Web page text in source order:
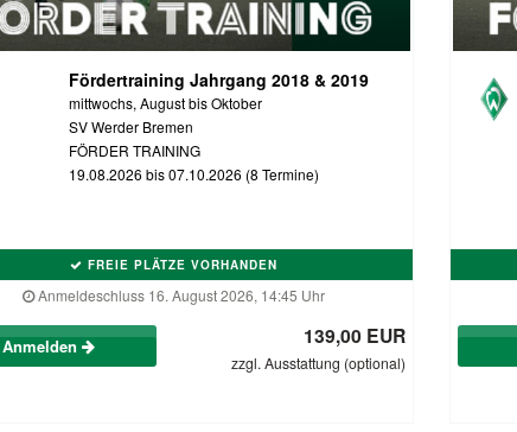
Fördertraining Jahrgang 2018 & 2019
mittwochs, August bis Oktober
SV Werder Bremen
FÖRDER TRAINING
19.08.2026 bis 07.10.2026 (8 Termine)
FREIE PLÄTZE VORHANDEN
Anmeldeschluss 16. August 2026, 14:45 Uhr
Anmelden 139,00 EUR
zzgl. Ausstattung (optional)